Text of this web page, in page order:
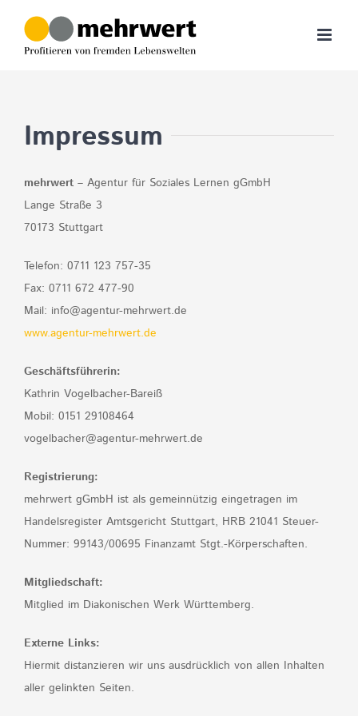
Inhalt
springen
Impressum
mehrwert – Agentur für Soziales Lernen gGmbH
Lange Straße 3
70173 Stuttgart
Telefon: 0711 123 757-35
Fax: 0711 672 477-90
Mail: info@agentur-mehrwert.de
www.agentur-mehrwert.de
Geschäftsführerin:
Kathrin Vogelbacher-Bareiß
Mobil: 0151 29108464
vogelbacher@agentur-mehrwert.de
Registrierung:
mehrwert gGmbH ist als gemeinnützig eingetragen im
Handelsregister Amtsgericht Stuttgart, HRB 21041 Steuer-
Nummer: 99143/00695 Finanzamt Stgt.-Körperschaften.
Mitgliedschaft:
Mitglied im Diakonischen Werk Württemberg.
Externe Links:
Hiermit distanzieren wir uns ausdrücklich von allen Inhalten
aller gelinkten Seiten.